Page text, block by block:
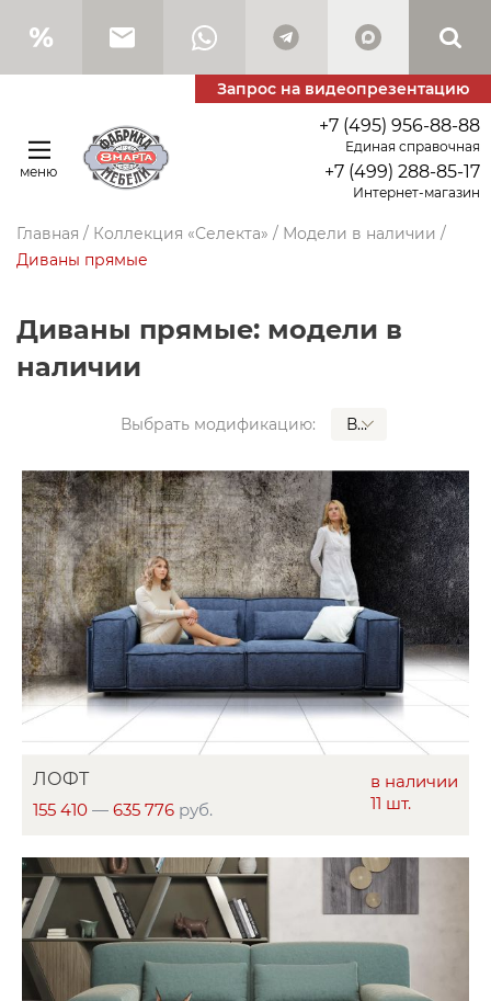
Запрос на видеопрезентацию
меню
+7 (495) 956-88-88
Единая справочная
+7 (499) 288-85-17
Интернет-магазин
Главная / Коллекция «Селекта» / Модели в наличии /
Диваны прямые
Диваны прямые: модели в
наличии
Выбрать модификацию: ВСЕ
в наличии
11 шт.
ЛОФТ
155 410 — 635 776 руб.